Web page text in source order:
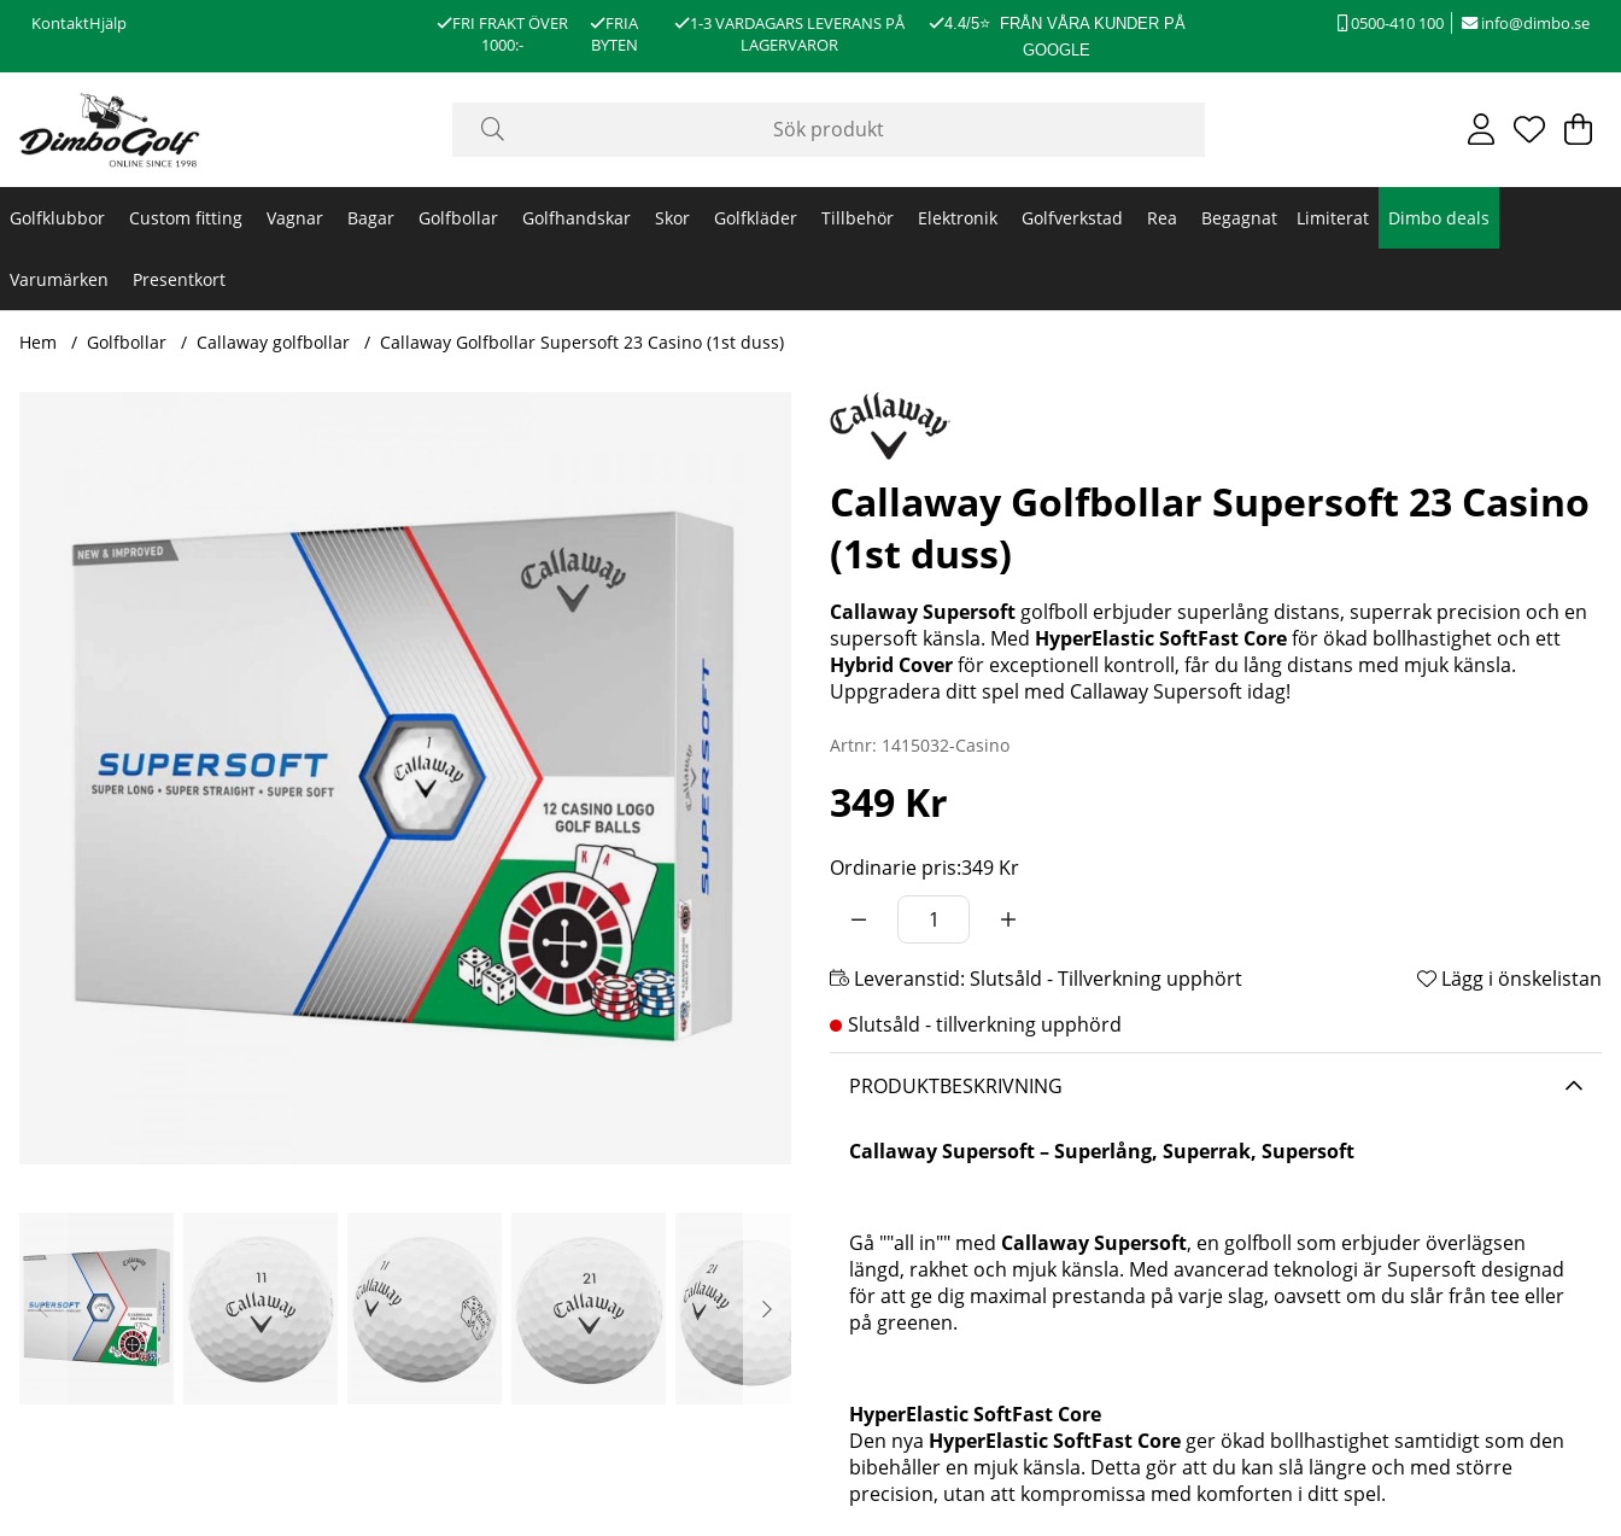
KontaktHjälp
FRI FRAKT ÖVER
1000:-
FRIA
BYTEN
1-3 VARDAGARS LEVERANS PÅ
LAGERVAROR
4.4/5⭐
FRÅN VÅRA KUNDER PÅ
GOOGLE
0500-410 100 info@dimbo.se
.
Golfklubbor Custom fitting Vagnar Bagar Golfbollar Golfhandskar Skor Golfkläder Tillbehör Elektronik Golfverkstad Rea Begagnat Limiterat Dimbo deals
Varumärken Presentkort
Hem Golfbollar Callaway golfbollar Callaway Golfbollar Supersoft 23 Casino (1st duss)
Callaway Golfbollar Supersoft 23 Casino
(1st duss)
Callaway Supersoft golfboll erbjuder superlång distans, superrak precision och en
supersoft känsla. Med HyperElastic SoftFast Coreför ökad bollhastighet och ett
Hybrid Coverför exceptionell kontroll, får du lång distans med mjuk känsla.
Uppgradera ditt spel med Callaway Supersoft idag!
Artnr: 1415032-Casino
349 Kr
Ordinarie pris:349 Kr
Leveranstid: Slutsåld - Tillverkning upphört Lägg i önskelistan
PRODUKTBESKRIVNING
Callaway Supersoft – Superlång, Superrak, Supersoft
Gå ""all in"" med Callaway Supersoft, en golfboll som erbjuder överlägsen
längd, rakhet och mjuk känsla. Med avancerad teknologi är Supersoft designad
för att ge dig maximal prestanda på varje slag, oavsett om du slår från tee eller
på greenen.
HyperElastic SoftFast Core
Den nya HyperElastic SoftFast Core ger ökad bollhastighet samtidigt som den
bibehåller en mjuk känsla. Detta gör att du kan slå längre och med större
precision, utan att kompromissa med komforten i ditt spel.